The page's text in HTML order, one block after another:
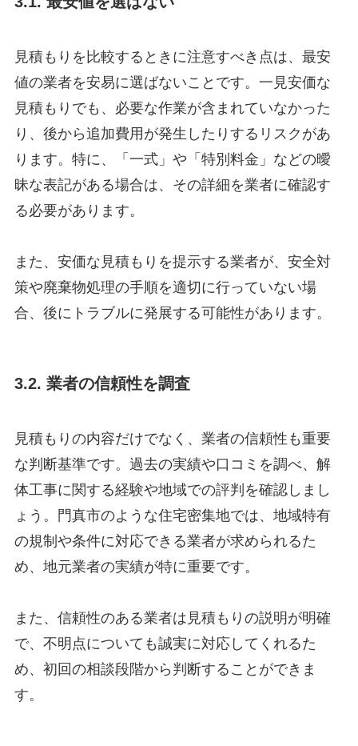
見積もりを比較するときに注意すべき点は、最安
値の業者を安易に選ばないことです。一見安価な
見積もりでも、必要な作業が含まれていなかった
り、後から追加費用が発生したりするリスクがあ
ります。特に、「一式」や「特別料金」などの曖
昧な表記がある場合は、その詳細を業者に確認す
る必要があります。
また、安価な見積もりを提示する業者が、安全対
策や廃棄物処理の手順を適切に行っていない場
合、後にトラブルに発展する可能性があります。
3.2. 業者の信頼性を調査
見積もりの内容だけでなく、業者の信頼性も重要
な判断基準です。過去の実績や口コミを調べ、解
体工事に関する経験や地域での評判を確認しまし
ょう。門真市のような住宅密集地では、地域特有
の規制や条件に対応できる業者が求められるた
め、地元業者の実績が特に重要です。
また、信頼性のある業者は見積もりの説明が明確
で、不明点についても誠実に対応してくれるた
め、初回の相談段階から判断することができま
す。